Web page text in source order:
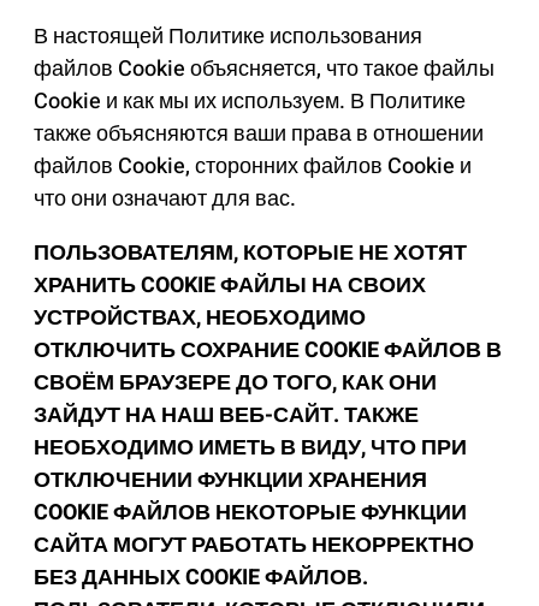
В настоящей Политике использования
файлов Cookie объясняется, что такое файлы
Cookie и как мы их используем. В Политике
также объясняются ваши права в отношении
файлов Cookie, сторонних файлов Cookie и
что они означают для вас.
ПОЛЬЗОВАТЕЛЯМ, КОТОРЫЕ НЕ ХОТЯТ
ХРАНИТЬ COOKIE ФАЙЛЫ НА СВОИХ
УСТРОЙСТВАХ, НЕОБХОДИМО
ОТКЛЮЧИТЬ СОХРАНИЕ COOKIE ФАЙЛОВ В
СВОЁМ БРАУЗЕРЕ ДО ТОГО, КАК ОНИ
ЗАЙДУТ НА НАШ ВЕБ-САЙТ. ТАКЖЕ
НЕОБХОДИМО ИМЕТЬ В ВИДУ, ЧТО ПРИ
ОТКЛЮЧЕНИИ ФУНКЦИИ ХРАНЕНИЯ
COOKIE ФАЙЛОВ НЕКОТОРЫЕ ФУНКЦИИ
САЙТА МОГУТ РАБОТАТЬ НЕКОРРЕКТНО
БЕЗ ДАННЫХ COOKIE ФАЙЛОВ.